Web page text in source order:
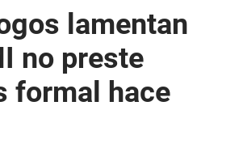
lamentan
no preste
formal hace